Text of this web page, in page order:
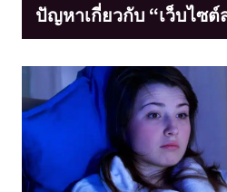
ปัญหาเกี่ยวกับ “เว็บไซ